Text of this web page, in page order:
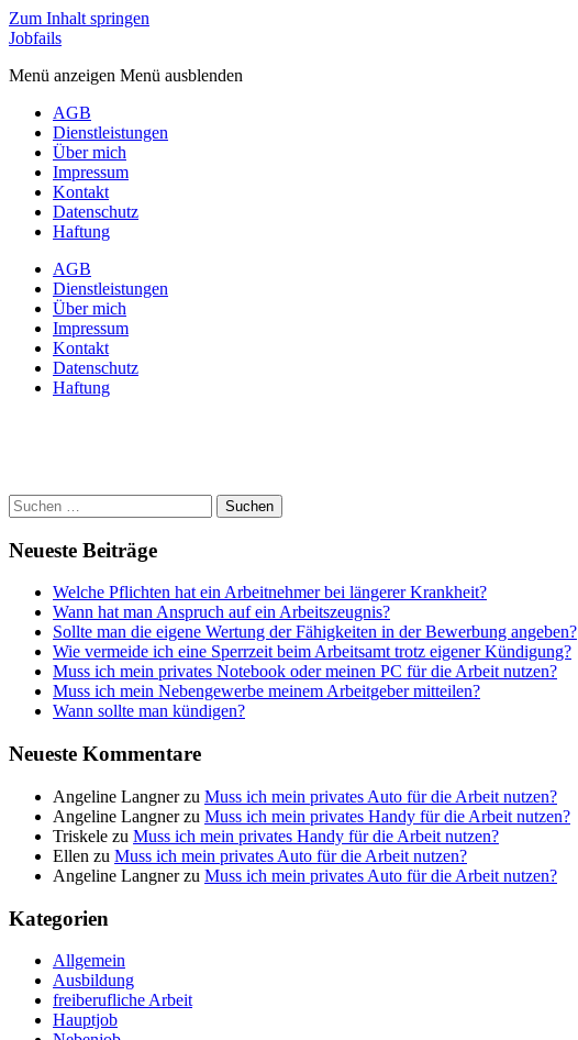
Zum Inhalt springen
Jobfails
Menü anzeigen Menü ausblenden
AGB
Dienstleistungen
Über mich
Impressum
Kontakt
Datenschutz
Haftung
AGB
Dienstleistungen
Über mich
Impressum
Kontakt
Datenschutz
Haftung
Suchen
nach:
Neueste Beiträge
Welche Pflichten hat ein Arbeitnehmer bei längerer Krankheit?
Wann hat man Anspruch auf ein Arbeitszeugnis?
Sollte man die eigene Wertung der Fähigkeiten in der Bewerbung angeben?
Wie vermeide ich eine Sperrzeit beim Arbeitsamt trotz eigener Kündigung?
Muss ich mein privates Notebook oder meinen PC für die Arbeit nutzen?
Muss ich mein Nebengewerbe meinem Arbeitgeber mitteilen?
Wann sollte man kündigen?
Neueste Kommentare
Angeline Langnerzu Muss ich mein privates Auto für die Arbeit nutzen?
Angeline Langnerzu Muss ich mein privates Handy für die Arbeit nutzen?
Triskele zu Muss ich mein privates Handy für die Arbeit nutzen?
Ellen zu Muss ich mein privates Auto für die Arbeit nutzen?
Angeline Langnerzu Muss ich mein privates Auto für die Arbeit nutzen?
Kategorien
Allgemein
Ausbildung
freiberufliche Arbeit
Hauptjob